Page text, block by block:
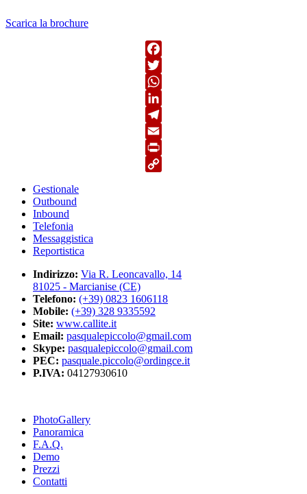
Scarica la brochure
Facebook
Twitter
WhatsApp
LinkedIn
Telegram
Email
Print
Gestionale
Outbound
Inbound
Telefonia
Messaggistica
Reportistica
Indirizzo: Via R. Leoncavallo, 14
81025 - Marcianise (CE)
Telefono: (+39) 0823 1606118
Mobile: (+39) 328 9335592
Site: www.callite.it
Email: pasqualepiccolo@gmail.com
Skype: pasqualepiccolo@gmail.com
PEC: pasquale.piccolo@ordingce.it
P.IVA: 04127930610
PhotoGallery
Panoramica
F.A.Q.
Demo
Prezzi
Contatti